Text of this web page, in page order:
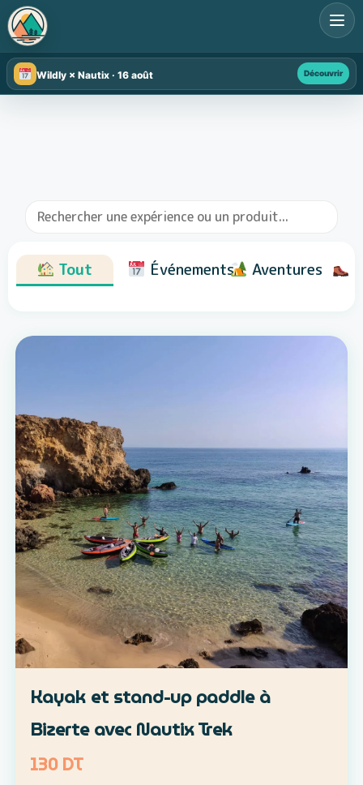
Wildly × Nautix · 16 août Découvrir
Tout Événements Aventures
Kayak et stand-up paddle à
Bizerte avec Nautix Trek
130 DT